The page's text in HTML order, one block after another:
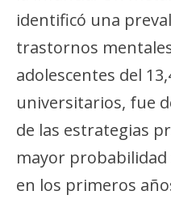
identificó una
trastornos
adolescentes del
universitarios, fue
de las estrategias
mayor probabilidad
en los primeros